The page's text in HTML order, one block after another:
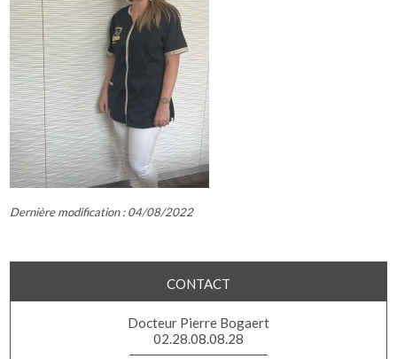
Dernière modification : 04/08/2022
CONTACT
Docteur Pierre Bogaert
02.28.08.08.28